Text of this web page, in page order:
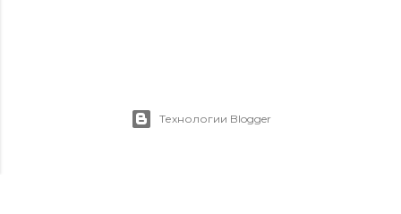
Технологии Blogger